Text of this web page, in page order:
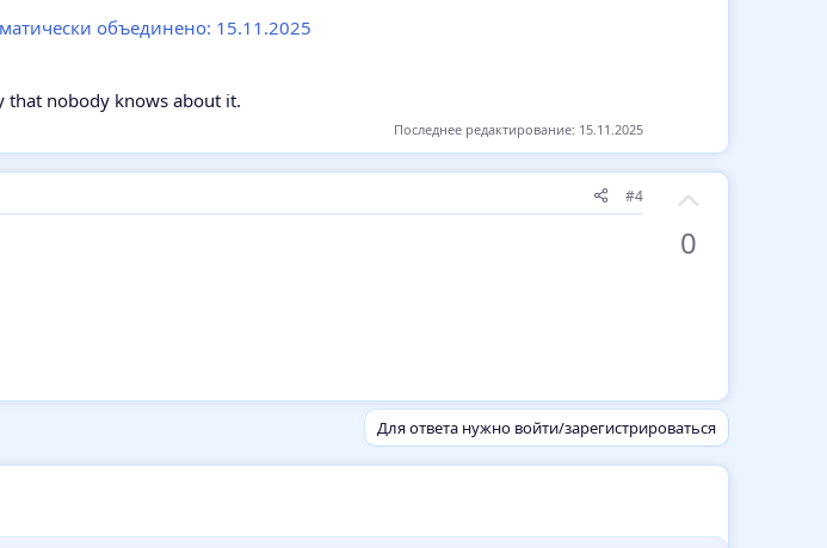
объединено: 15.11.2025
that nobody knows about it.
Последнее редактирование: 15.11.2025
#4
0
Для ответа нужно войти/зарегистрироваться